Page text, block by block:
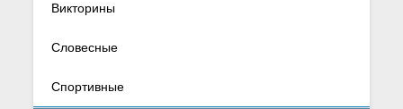
Викторины
Словесные
Спортивные